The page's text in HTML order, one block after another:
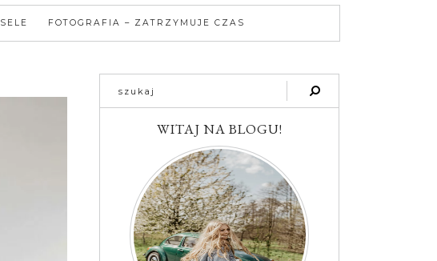
FOTOGRAFIA – ZATRZYMUJE CZAS
WITAJ NA BLOGU!